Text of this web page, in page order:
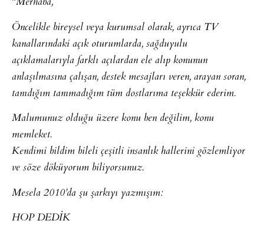
Öncelikle bireysel veya kurumsal olarak, ayrıca TV
kanallarındaki açık oturumlarda, sağduyulu
açıklamalarıyla farklı açılardan ele alıp konunun
anlaşılmasına çalışan, destek mesajları veren, arayan soran,
tanıdığım tanımadığım tüm dostlarıma teşekkür ederim.
Malumunuz olduğu üzere konu ben değilim, konu
memleket.
Kendimi bildim bileli çeşitli insanlık hallerini gözlemliyor
ve söze döküyorum biliyorsunuz.
Mesela 2010’da şu şarkıyı yazmışım:
HOP DEDİK